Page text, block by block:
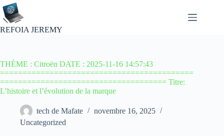
Passer
au
contenu
REFOIA JEREMY
THÈME : Citroën DATE : 2025-11-16 14:57:43
===========================================
===================================== Titre:
L’histoire et l’évolution de la marque
tech de Mafate
novembre 16, 2025
Uncategorized